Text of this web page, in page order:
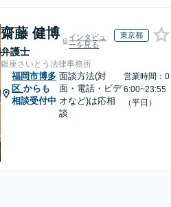
齋藤 健博
弁護士
インタビュ
ーを見る
東京都
銀座さいとう法律事務所
福岡市博多
区 からも
相談受付中
面談方法(対
面・電話・ビデ
オなど)は応相
談
営業時間：0
6:00~23:55
（平日）